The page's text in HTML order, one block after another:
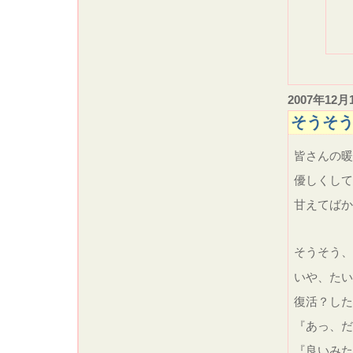
2007年12月
そうそ
皆さんの
優しくし
甘えてば
そうそう
いや、た
復活？し
『あっ
『良い